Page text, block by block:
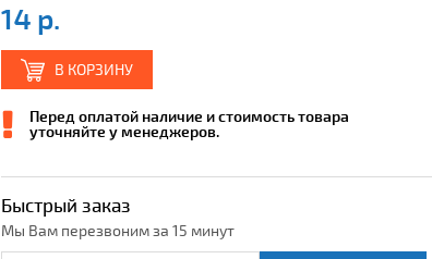
14 р.
В КОРЗИНУ
Перед оплатой наличие и стоимость товара
уточняйте у менеджеров.
Быстрый заказ
Мы Вам перезвоним за 15 минут